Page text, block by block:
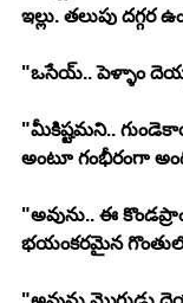
ఇల్లు. తలుపు
"ఒసేయ్.. పెళ్ళాం
"మీకిష్టమని..
అంటూ గంభీరంగా
"అవును.. ఈ
భయంకరమైన